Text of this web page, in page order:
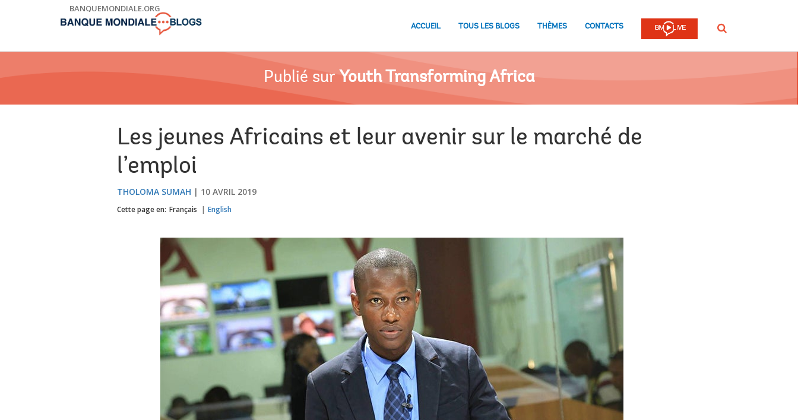
BANQUEMONDIALE.ORG
ACCUEIL TOUS LES BLOGS THÈMES CONTACTS Rechercher
Publié sur Youth Transforming Africa
Les jeunes Africains et leur avenir sur le marché de
l’emploi
THOLOMA SUMAH 10 AVRIL 2019
Cette page en: Français English